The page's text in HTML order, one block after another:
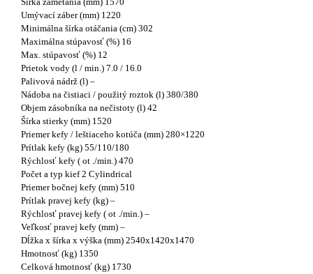
Umývací záber (mm) 1220
Minimálna šírka otáčania (cm) 302
Maximálna stúpavosť (%) 16
Max. stúpavosť (%) 12
Prietok vody (l / min.) 7.0 / 16.0
Palivová nádrž (l) –
Nádoba na čistiaci / použitý roztok (l) 380/380
Objem zásobníka na nečistoty (l) 42
Šírka stierky (mm) 1520
Priemer kefy / leštiaceho kotúča (mm) 280×1220
Prítlak kefy (kg) 55/110/180
Rýchlosť kefy ( ot ./min.) 470
Počet a typ kief 2 Cylindrical
Priemer bočnej kefy (mm) 510
Prítlak pravej kefy (kg) –
Rýchlosť pravej kefy ( ot ./min.) –
Veľkosť pravej kefy (mm) –
Dĺžka x šírka x výška (mm) 2540x1420x1470
Hmotnosť (kg) 1350
Celková hmotnosť (kg) 1730